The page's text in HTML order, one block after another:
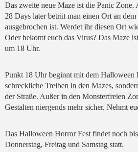
Das zweite neue Maze ist die Panic Zone.
28 Days later betriit man einen Ort an
ausgebrochen ist. Werdet ihr diesen Ort
Oder bekomt euch das Virus? Das Maze
um 18 Uhr.
Punkt 18 Uhr beginnt mit dem Halloween
schreckliche Treiben in den Mazes,
der Straße. Außer in den Monsterfreien
Gestalten niergends mehr sicher. Nehmt
Das Halloween Horror Fest findet noch
Donnerstag, Freitag und Samstag statt.